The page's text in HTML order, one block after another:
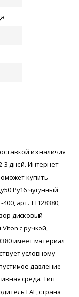
из наличия
3 дней. Интернет-
купить
Ру16 чугунный
арт. ТТ128380,
дисковый
с ручкой,
имеет материал
условному
давление
среда. Тип
FAF, страна